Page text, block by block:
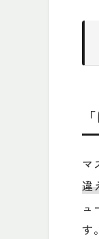
マ
違
ュ
す。